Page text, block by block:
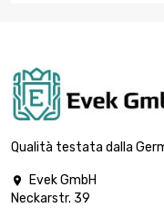
Qualità testata dalla

Evek GmbH
Neckarstr. 39